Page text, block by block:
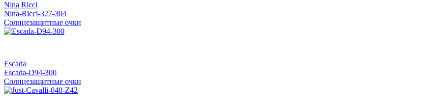
Nina Ricci
Nina-Ricci-327-304
Солнцезащитные очки
Escada
Escada-D94-300
Солнцезащитные очки